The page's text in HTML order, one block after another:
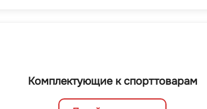
Комплектующие к спорттоварам